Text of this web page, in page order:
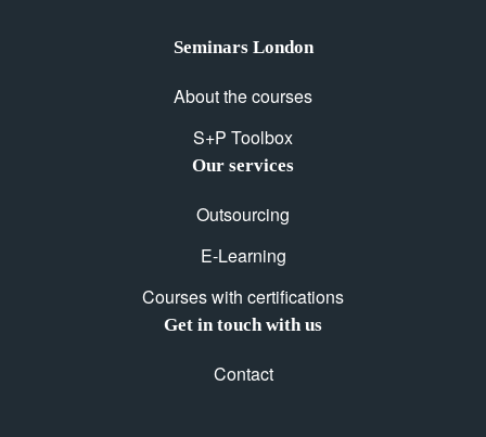
Seminars London
About the courses
S+P Toolbox
Our services
Outsourcing
E-Learning
Courses with certifications
Get in touch with us
Contact